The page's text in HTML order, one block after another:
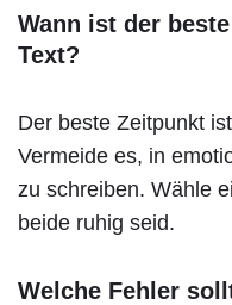
Wann ist der
Text?
Der beste Zeitpunkt
Vermeide es, in
zu schreiben. Wähle
beide ruhig seid.
Welche Fehler